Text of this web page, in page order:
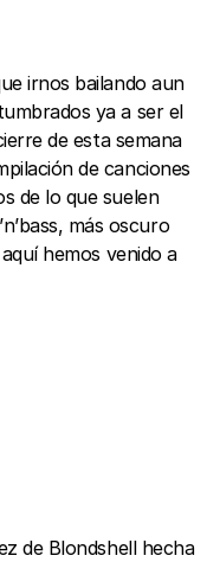
irnos bailando aun
ya a ser el
de esta semana
de canciones
de lo que suelen
más oscuro
hemos venido a
de Blondshell hecha